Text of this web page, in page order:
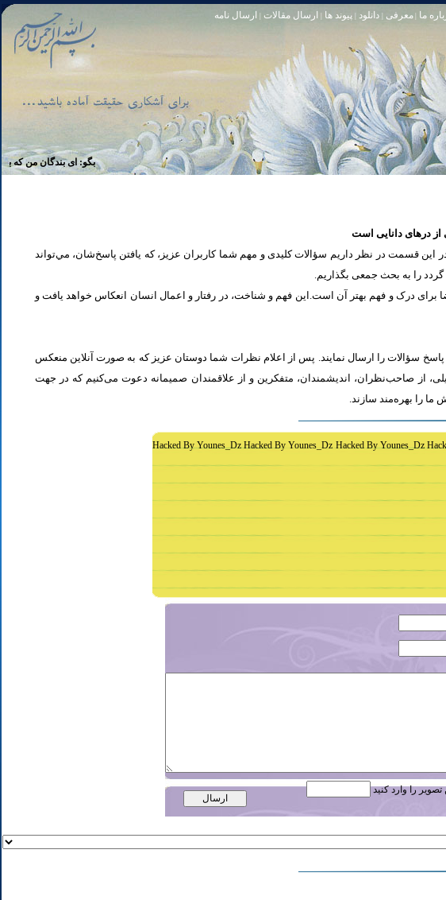
ما |معرفی دانلود پیوند ها ارسال مقالات ارسال نامه
بگو: اى بندگان من كه برتا [مبادا] كسى بگويد: افسوس بر آنچه در كار خدا كوتاهى كردم! و حقّا كه من از ريشخند كنندگان بودم. سوره زمر 56
از درهای دانایی است
قسمت در نظر داریم سؤالات کلیدی و مهم شما كاربران عزیز، که یافتن پاسخ‌‌شان، مي‌تواند
گردد را به بحث جمعی بگذاریم.
برای درک و فهم بهتر آن است.این فهم و شناخت، در رفتار و اعمال انسان انعكاس خواهد يافت و
سؤالات را ارسال نمایند. پس از اعلام نظرات شما دوستان عزیز که به صورت آنلاین منعکس
از صاحب‌نظران، اندیشمندان، متفکرین و از علاقمندان صمیمانه دعوت می‌کنیم که در جهت
را بهره‌مند سازند.
Hacked By Younes_Dz Hacked By Younes_Dz Hacked By Younes_Dz
تصویر را وارد کنید